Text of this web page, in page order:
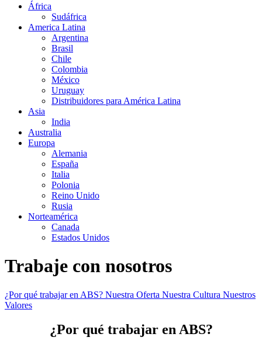
África
Sudáfrica
America Latina
Argentina
Brasil
Chile
Colombia
México
Uruguay
Distribuidores para América Latina
Asia
India
Australia
Europa
Alemania
España
Italia
Polonia
Reino Unido
Rusia
Norteamérica
Canada
Estados Unidos
Trabaje con nosotros
¿Por qué trabajar en ABS? Nuestra Oferta Nuestra Cultura Nuestros
Valores
¿Por qué trabajar en ABS?